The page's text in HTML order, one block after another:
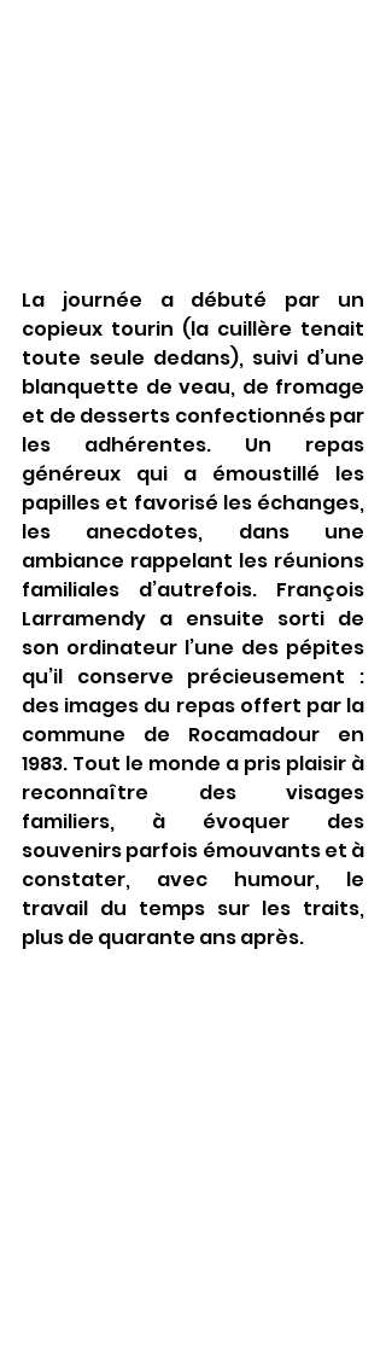
La journée a débuté par un
copieux tourin (la cuillère tenait
toute seule dedans), suivi d’une
blanquette de veau, de fromage
et de desserts confectionnés par
les adhérentes. Un repas
généreux qui a émoustillé les
papilles et favorisé les échanges,
les anecdotes, dans une
ambiance rappelant les réunions
familiales d’autrefois. François
Larramendy a ensuite sorti de
son ordinateur l’une des pépites
qu’il conserve précieusement :
des images du repas offert par la
commune de Rocamadour en
1983. Tout le monde a pris plaisir à
reconnaître des visages
familiers, à évoquer des
souvenirs parfois émouvants et à
constater, avec humour, le
travail du temps sur les traits,
plus de quarante ans après.